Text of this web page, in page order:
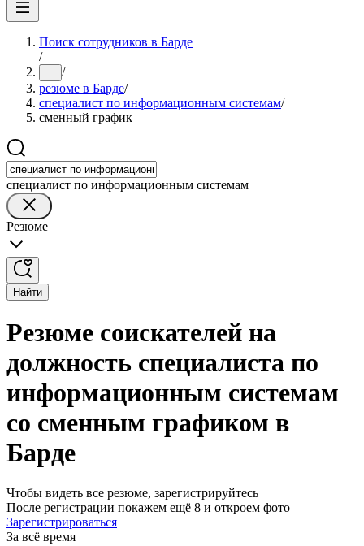
Поиск сотрудников в Барде
/
... /
резюме в Барде/
специалист по информационным системам/
сменный график
специалист по информационным системам
Резюме
Найти
Резюме соискателей на
должность специалиста по
информационным системам
со сменным графиком в
Барде
Чтобы видеть все резюме, зарегистрируйтесь
После регистрации покажем ещё 8 и откроем фото
Зарегистрироваться
За всё время